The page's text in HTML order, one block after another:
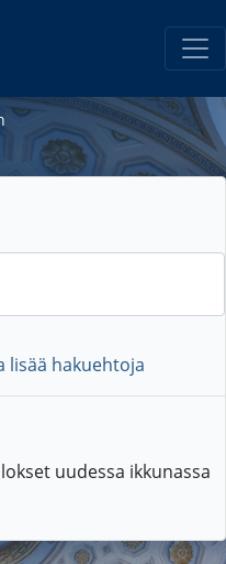
lisää hakuehtoja
uudessa ikkunassa